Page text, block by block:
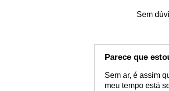
Sem
Parece que
Sem ar, é assim
meu tempo está